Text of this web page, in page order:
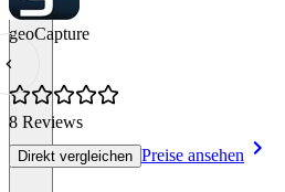
geoCapture
8 Reviews
Direkt vergleichen Preise ansehen